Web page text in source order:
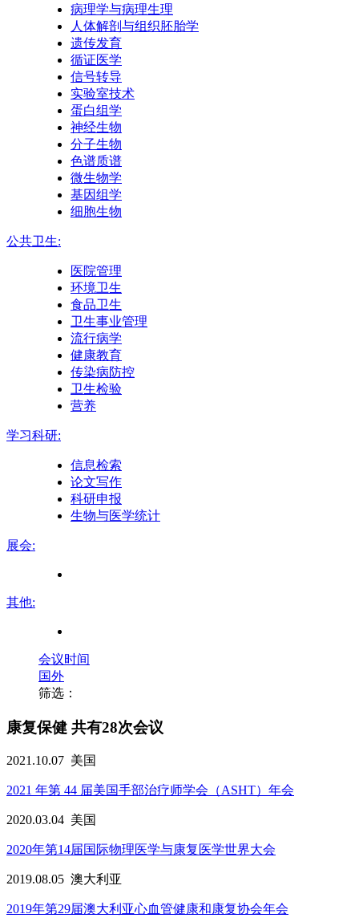
病理学与病理生理
人体解剖与组织胚胎学
遗传发育
循证医学
信号转导
实验室技术
蛋白组学
神经生物
分子生物
色谱质谱
微生物学
基因组学
细胞生物
公共卫生:
医院管理
环境卫生
食品卫生
卫生事业管理
流行病学
健康教育
传染病防控
卫生检验
营养
学习科研:
信息检索
论文写作
科研申报
生物与医学统计
展会:
其他:
会议时间
国外
筛选：
康复保健 共有28次会议
2021.10.07 美国
2021 年第 44 届美国手部治疗师学会（ASHT）年会
2020.03.04 美国
2020年第14届国际物理医学与康复医学世界大会
2019.08.05 澳大利亚
2019年第29届澳大利亚心血管健康和康复协会年会